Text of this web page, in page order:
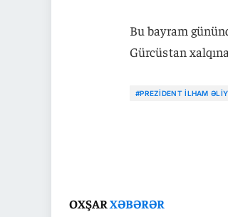
Bu bayram
Gürcüstan
#PREZIDENT İLHAM
OXŞARXƏBƏRƏR